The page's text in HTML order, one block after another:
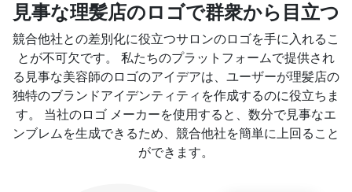
見事な理髪店のロゴで群衆から目立つ
競合他社との差別化に役立つサロンのロゴを手に入れるこ
とが不可欠です。 私たちのプラットフォームで提供され
る見事な美容師のロゴのアイデアは、ユーザーが理髪店の
独特のブランドアイデンティティを作成するのに役立ちま
す。 当社のロゴ メーカーを使用すると、数分で見事なエ
ンブレムを生成できるため、競合他社を簡単に上回ること
ができます。